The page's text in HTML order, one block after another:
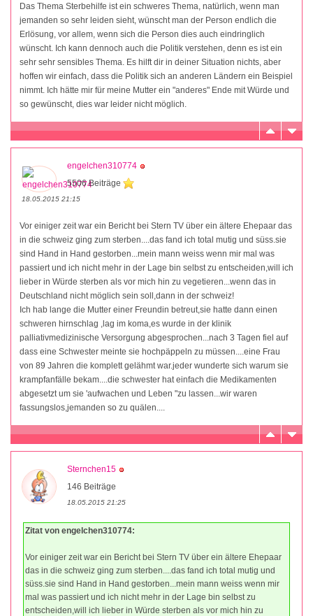
Das Thema Sterbehilfe ist ein schweres Thema, natürlich, wenn man
jemanden so sehr leiden sieht, wünscht man der Person endlich die
Erlösung, vor allem, wenn sich die Person dies auch eindringlich
wünscht. Ich kann dennoch auch die Politik verstehen, denn es ist ein
sehr sehr sensibles Thema. Es hilft dir in deiner Situation nichts, aber
hoffen wir einfach, dass die Politik sich an anderen Ländern ein Beispiel
nimmt. Ich hätte mir für meine Mutter ein "anderes" Ende mit Würde und
so gewünscht, dies war leider nicht möglich.
engelchen310774
5506 Beiträge
18.05.2015 21:15
Vor einiger zeit war ein Bericht bei Stern TV über ein ältere Ehepaar das
in die schweiz ging zum sterben....das fand ich total mutig und süss.sie
sind Hand in Hand gestorben...mein mann weiss wenn mir mal was
passiert und ich nicht mehr in der Lage bin selbst zu entscheiden,will ich
lieber in Würde sterben als vor mich hin zu vegetieren...wenn das in
Deutschland nicht möglich sein soll,dann in der schweiz!
Ich hab lange die Mutter einer Freundin betreut,sie hatte dann einen
schweren hirnschlag ,lag im koma,es wurde in der klinik
palliativmedizinische Versorgung abgesprochen...nach 3 Tagen fiel auf
dass eine Schwester meinte sie hochpäppeln zu müssen....eine Frau
von 89 Jahren die komplett gelähmt war.jeder wunderte sich warum sie
krampfanfälle bekam....die schwester hat einfach die Medikamenten
abgesetzt um sie 'aufwachen und Leben "zu lassen...wir waren
fassungslos,jemanden so zu quälen....
Sternchen15
146 Beiträge
18.05.2015 21:25
Zitat von engelchen310774:
Vor einiger zeit war ein Bericht bei Stern TV über ein ältere Ehepaar
das in die schweiz ging zum sterben....das fand ich total mutig und
süss.sie sind Hand in Hand gestorben...mein mann weiss wenn mir
mal was passiert und ich nicht mehr in der Lage bin selbst zu
entscheiden,will ich lieber in Würde sterben als vor mich hin zu